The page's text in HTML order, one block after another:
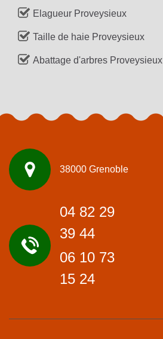
Elagueur Proveysieux
Taille de haie Proveysieux
Abattage d'arbres Proveysieux
38000 Grenoble
04 82 29
39 44
06 10 73
15 24